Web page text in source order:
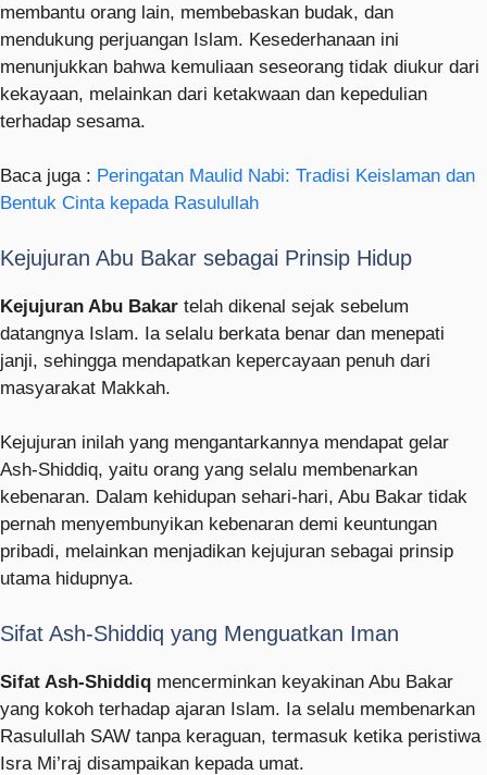
membantu orang lain, membebaskan budak, dan
mendukung perjuangan Islam. Kesederhanaan ini
menunjukkan bahwa kemuliaan seseorang tidak diukur dari
kekayaan, melainkan dari ketakwaan dan kepedulian
terhadap sesama.
Baca juga : Peringatan Maulid Nabi: Tradisi Keislaman dan
Bentuk Cinta kepada Rasulullah
Kejujuran Abu Bakar sebagai Prinsip Hidup
Kejujuran Abu Bakar telah dikenal sejak sebelum
datangnya Islam. Ia selalu berkata benar dan menepati
janji, sehingga mendapatkan kepercayaan penuh dari
masyarakat Makkah.
Kejujuran inilah yang mengantarkannya mendapat gelar
Ash-Shiddiq, yaitu orang yang selalu membenarkan
kebenaran. Dalam kehidupan sehari-hari, Abu Bakar tidak
pernah menyembunyikan kebenaran demi keuntungan
pribadi, melainkan menjadikan kejujuran sebagai prinsip
utama hidupnya.
Sifat Ash-Shiddiq yang Menguatkan Iman
Sifat Ash-Shiddiq mencerminkan keyakinan Abu Bakar
yang kokoh terhadap ajaran Islam. Ia selalu membenarkan
Rasulullah SAW tanpa keraguan, termasuk ketika peristiwa
Isra Mi’raj disampaikan kepada umat.